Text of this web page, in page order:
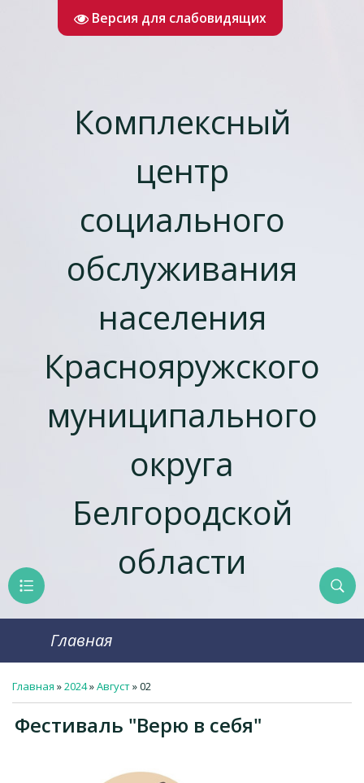
Версия для слабовидящих
Комплексный
центр
социального
обслуживания
населения
Краснояружcкого
муниципального
округа
Белгородской
области
Главная
Главная »2024»Август»02
Фестиваль "Верю в себя"